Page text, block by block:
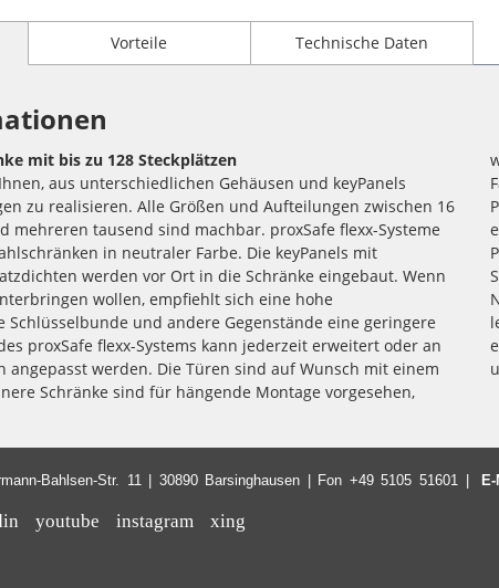
Vorteile Technische Daten
mit bis zu 128 Steckplätzen
aus unterschiedlichen Gehäusen und keyPanels
zu realisieren. Alle Größen und Aufteilungen zwischen 16
mehreren tausend sind machbar. proxSafe flexx-Systeme
in neutraler Farbe. Die keyPanels mit
werden vor Ort in die Schränke eingebaut. Wenn
wollen, empfiehlt sich eine hohe
Schlüsselbunde und andere Gegenstände eine geringere
proxSafe flexx-Systems kann jederzeit erweitert oder an
angepasst werden. Die Türen sind auf Wunsch mit einem
Schränke sind für hängende Montage vorgesehen,
kann. In jedem flexx-Stahlschrank ist ein Netzteil, die
Steuerung aller anschließbaren Komponenten
Stromsparmodus sorgt für die optimale Nutzung der
die verschiedenen keyPanels werden einfach über
im flexx-Gehäuse verbunden, welches vor allem die
Eine zusätzliche Servicetür ermöglicht den
sowie die gegebenenfalls nötige Notöffnung des
Jedes proxSafe Gehäuse ist besitzt Tamperkontakte
Bahlsen-Str. 11 | 30890 Barsinghausen | Fon +49 5105 51601 |
youtube instagram xing